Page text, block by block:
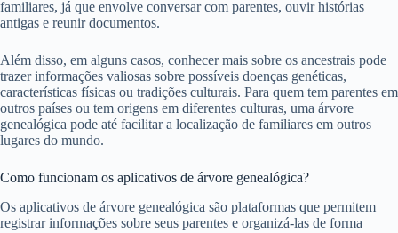
familiares, já que envolve conversar com parentes, ouvir histórias
antigas e reunir documentos.
Além disso, em alguns casos, conhecer mais sobre os ancestrais pode
trazer informações valiosas sobre possíveis doenças genéticas,
características físicas ou tradições culturais. Para quem tem parentes em
outros países ou tem origens em diferentes culturas, uma árvore
genealógica pode até facilitar a localização de familiares em outros
lugares do mundo.
Como funcionam os aplicativos de árvore genealógica?
Os aplicativos de árvore genealógica são plataformas que permitem
registrar informações sobre seus parentes e organizá-las de forma